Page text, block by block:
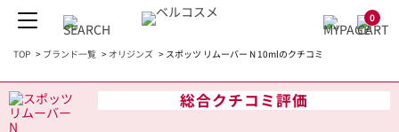
0
TOP > ブランド一覧 > オリジンズ > スポッツ リムーバー N 10mlのクチコミ
総合クチコミ評価